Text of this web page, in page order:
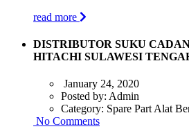
read more
DISTRIBUTOR SUKU
HITACHI SULAWESI
January 24, 2020
Posted by: Admin
Category: Spare Part Alat
No Comments